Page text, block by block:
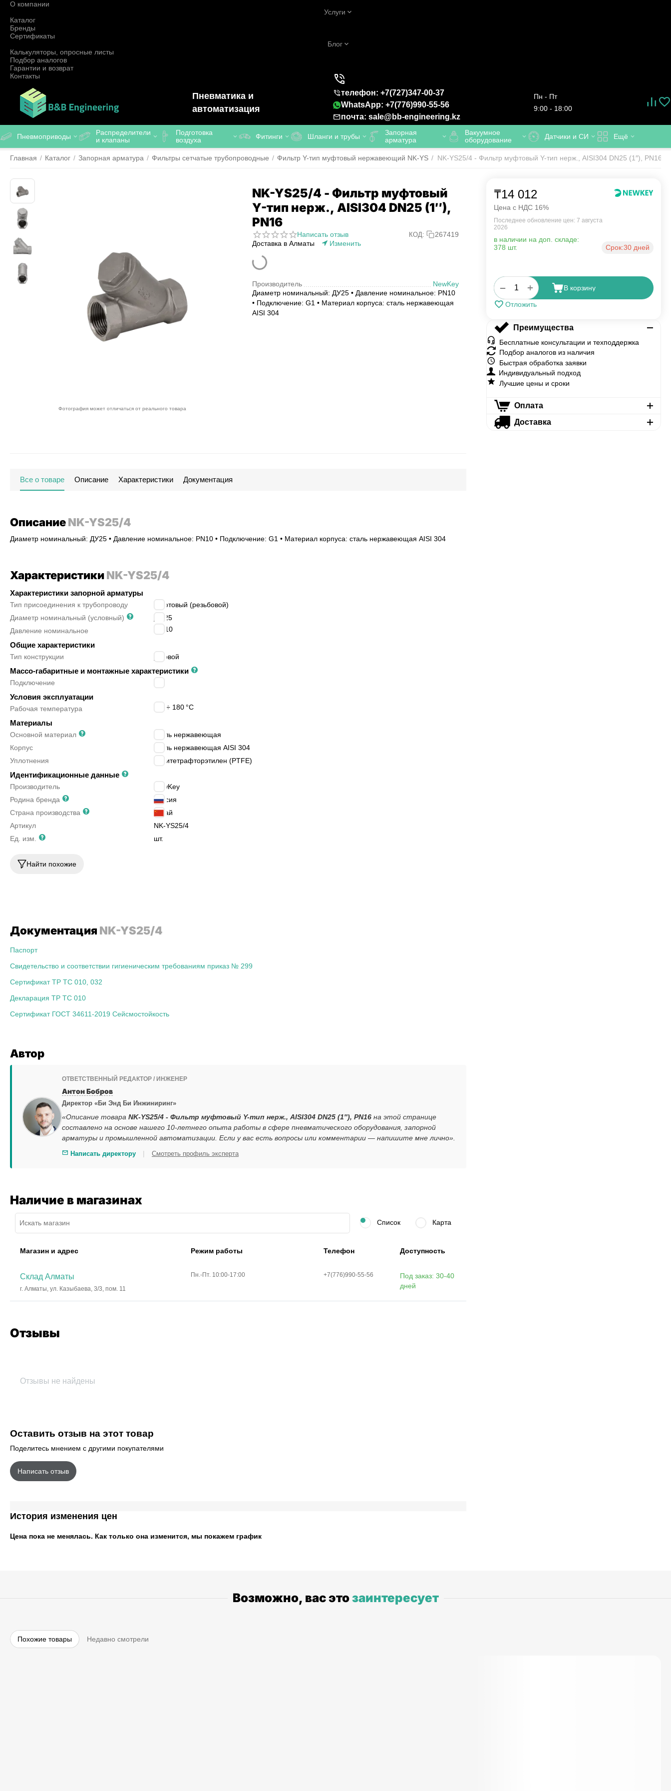
О компании
Услуги
Каталог
Бренды
Сертификаты
Блог
Калькуляторы, опросные листы
Подбор аналогов
Гарантии и возврат
Контакты
Пневматика и
автоматизация
телефон: +7(727)347-00-37
WhatsApp: +7(776)990-55-56
почта: sale@bb-engineering.kz
Пн - Пт
9:00 - 18:00
Пневмоприводы
Распределители
и клапаны
Подготовка
воздуха
Фитинги Шланги и трубы
Запорная
арматура
Вакуумное
оборудование
Датчики и СИ Ещё
Главная / Каталог / Запорная арматура / Фильтры сетчатые трубопроводные / Фильтр Y-тип муфтовый нержавеющий NK-YS / NK-YS25/4 - Фильтр муфтовый Y-тип нерж., AISI304 DN25 (1″), PN16
Фотография может отличаться от реального товара
NK-YS25/4 - Фильтр муфтовый
Y-тип нерж., AISI304 DN25 (1″),
PN16
Написать отзыв КОД:
267419
Доставка в Алматы
Изменить
Производитель
NewKey
Диаметр номинальный: ДУ25 • Давление номинальное: PN10
• Подключение: G1 • Материал корпуса: сталь нержавеющая
AISI 304
₸14 012
Цена с НДС 16%
Последнее обновление цен: 7 августа
2026
в наличии на доп. складе:
378 шт.
Срок:30 дней
+
− В корзину
Отложить
Преимущества
Бесплатные консультации и техподдержка
Подбор аналогов из наличия
Быстрая обработка заявки
Индивидуальный подход
Лучшие цены и сроки
Оплата
Доставка
Все о товаре Описание Характеристики Документация
ОписаниеNK-YS25/4
Диаметр номинальный: ДУ25 • Давление номинальное: PN10 • Подключение: G1 • Материал корпуса: сталь нержавеющая AISI 304
ХарактеристикиNK-YS25/4
Характеристики запорной арматуры
Тип присоединения к трубопроводу
муфтовый (резьбовой)
Диаметр номинальный (условный)
25
Давление номинальное
10
Общие характеристики
Тип конструкции угловой
Массо-габаритные и монтажные характеристики
Подключение
Условия эксплуатации
Рабочая температура -20 ÷ 180 °C
Материалы
Основной материал
сталь нержавеющая
Корпус
сталь нержавеющая AISI 304
Уплотнения
политетрафторэтилен (PTFE)
Идентификационные данные
Производитель
NewKey
Родина бренда
Россия
Страна производства
Китай
Артикул
NK-YS25/4
Ед. изм.
шт.
Найти похожие
Документация NK-YS25/4
Паспорт
Свидетельство и соответствии гигиеническим требованиям приказ № 299
Сертификат ТР ТС 010, 032
Декларация ТР ТС 010
Сертификат ГОСТ 34611-2019 Сейсмостойкость
Автор
ОТВЕТСТВЕННЫЙ РЕДАКТОР / ИНЖЕНЕР
Антон Бобров
Директор «Би Энд Би Инжиниринг»
«Описание товара NK-YS25/4 - Фильтр муфтовый Y-тип нерж., AISI304 DN25 (1″), PN16 на этой странице
составлено на основе нашего 10-летнего опыта работы в сфере пневматического оборудования, запорной
арматуры и промышленной автоматизации. Если у вас есть вопросы или комментарии — напишите мне лично».
Написать директору | Смотреть профиль эксперта
Наличие в магазинах
Список Карта
Магазин и адрес Режим работы Телефон Доступность
Склад Алматы
г. Алматы, ул. Казыбаева, 3/3, пом. 11
Пн.-Пт. 10:00-17:00 +7(776)990-55-56
Под заказ: 30-40
дней
Отзывы
Отзывы не найдены
Оставить отзыв на этот товар
Поделитесь мнением с другими покупателями
Написать отзыв
История изменения цен
Цена пока не менялась. Как только она изменится, мы покажем график
Возможно, вас этозаинтересует
Похожие товары Недавно смотрели